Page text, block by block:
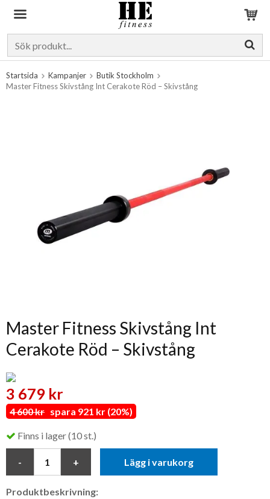
Startsida Kampanjer
Butik Stockholm
Master Fitness Skivstång Int Cerakote Röd – Skivstång
Master Fitness Skivstång Int
Cerakote Röd – Skivstång
3 679 kr
4 600 kr spara 921 kr (20%)
Finns i lager (10 st.)
Lägg i varukorg
Produktbeskrivning: